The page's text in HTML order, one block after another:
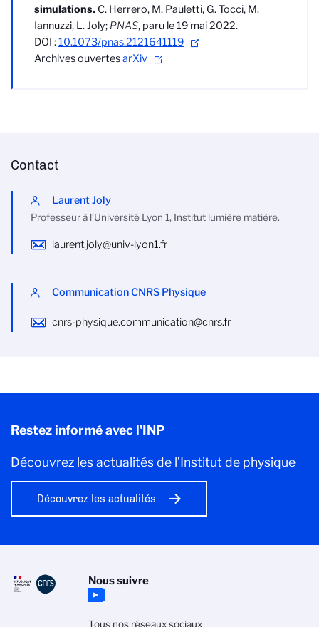
simulations. C. Herrero, M. Pauletti, G. Tocci, M.
Iannuzzi, L. Joly; PNAS, paru le 19 mai 2022.
DOI :10.1073/pnas.2121641119
Archives ouvertesarXiv
Contact
Laurent Joly
Professeur à l’Université Lyon 1, Institut lumière matière.
laurent.joly@univ-lyon1.fr
Communication CNRS Physique
cnrs-physique.communication@cnrs.fr
Restez informé avec l'INP
Découvrez les actualités de l’Institut de physique
Découvrez les actualités
Nous suivre
Tous nos réseaux sociaux